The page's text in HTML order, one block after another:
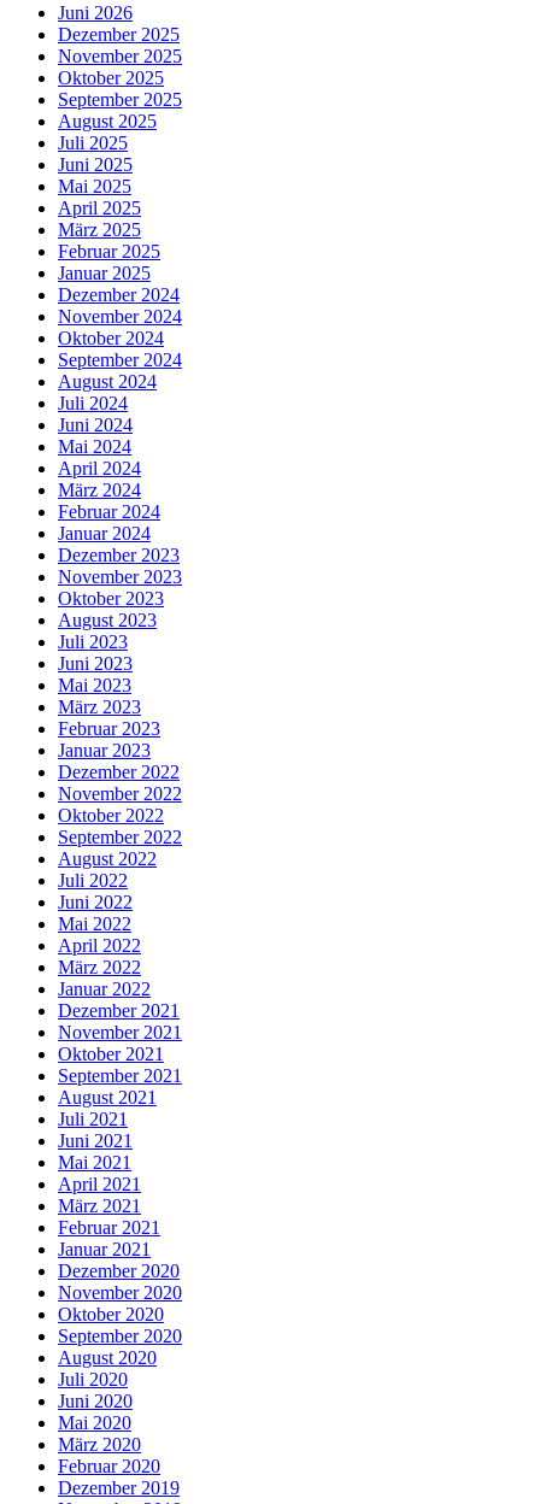
Juni 2026
Dezember 2025
November 2025
Oktober 2025
September 2025
August 2025
Juli 2025
Juni 2025
Mai 2025
April 2025
März 2025
Februar 2025
Januar 2025
Dezember 2024
November 2024
Oktober 2024
September 2024
August 2024
Juli 2024
Juni 2024
Mai 2024
April 2024
März 2024
Februar 2024
Januar 2024
Dezember 2023
November 2023
Oktober 2023
August 2023
Juli 2023
Juni 2023
Mai 2023
März 2023
Februar 2023
Januar 2023
Dezember 2022
November 2022
Oktober 2022
September 2022
August 2022
Juli 2022
Juni 2022
Mai 2022
April 2022
März 2022
Januar 2022
Dezember 2021
November 2021
Oktober 2021
September 2021
August 2021
Juli 2021
Juni 2021
Mai 2021
April 2021
März 2021
Februar 2021
Januar 2021
Dezember 2020
November 2020
Oktober 2020
September 2020
August 2020
Juli 2020
Juni 2020
Mai 2020
März 2020
Februar 2020
Dezember 2019